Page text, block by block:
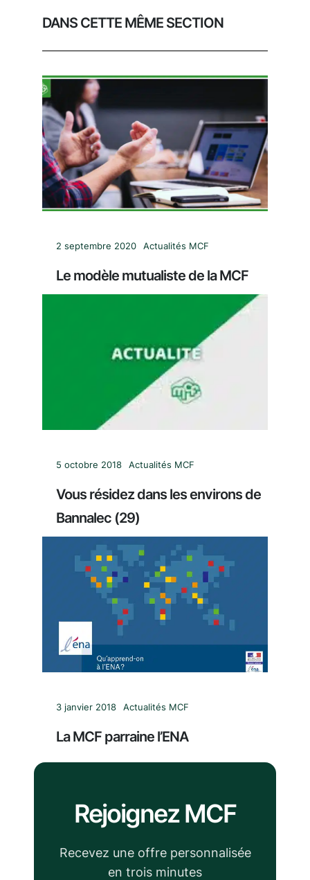
DANS CETTE MÊME SECTION
2 septembre 2020 Actualités MCF
Le modèle mutualiste de la MCF
5 octobre 2018 Actualités MCF
Vous résidez dans les environs de
Bannalec (29)
3 janvier 2018 Actualités MCF
La MCF parraine l’ENA
Rejoignez MCF
Recevez une offre personnalisée
en trois minutes